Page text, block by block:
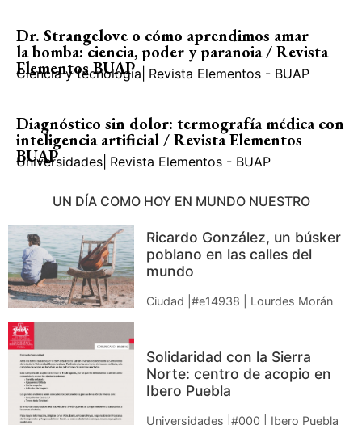
Dr. Strangelove o cómo aprendimos amar
la bomba: ciencia, poder y paranoia / Revista
Elementos BUAP
Ciencia y tecnología Revista Elementos - BUAP
Diagnóstico sin dolor: termografía médica con
inteligencia artificial / Revista Elementos
BUAP
Universidades Revista Elementos - BUAP
UN DÍA COMO HOY EN MUNDO NUESTRO
Ricardo González, un búsker
poblano en las calles del
mundo
Ciudad |#e14938 | Lourdes Morán
Solidaridad con la Sierra
Norte: centro de acopio en
Ibero Puebla
Universidades |#000 | Ibero Puebla